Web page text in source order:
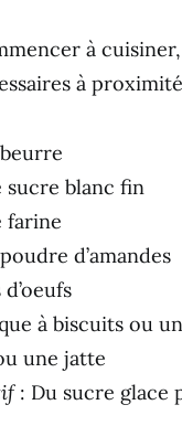
à
à
sucre blanc fin
farine
d’amandes
à biscuits ou
une jatte
: Du sucre glace